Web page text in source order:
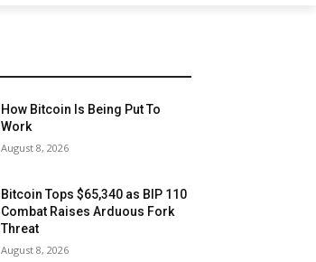
How Bitcoin Is Being Put To
Work
August 8, 2026
Bitcoin Tops $65,340 as BIP 110
Combat Raises Arduous Fork
Threat
August 8, 2026